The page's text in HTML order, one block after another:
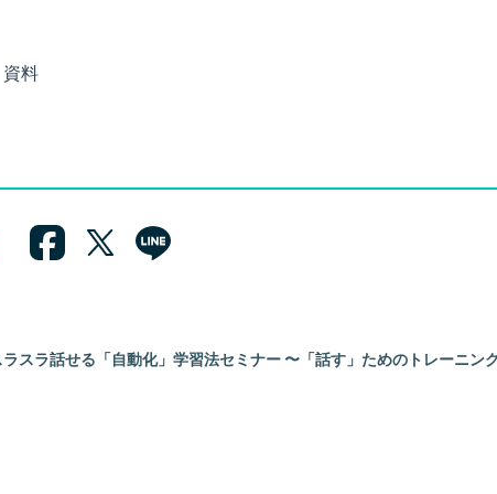
料
スラ話せる「自動化」学習法セミナー 〜「話す」ためのトレーニン